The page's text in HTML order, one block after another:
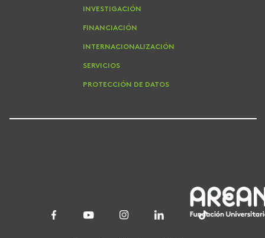
INVESTIGACIÓN
FINANCIACIÓN
INTERNACIONALIZACIÓN
SERVICIOS
PROTECCIÓN DE DATOS